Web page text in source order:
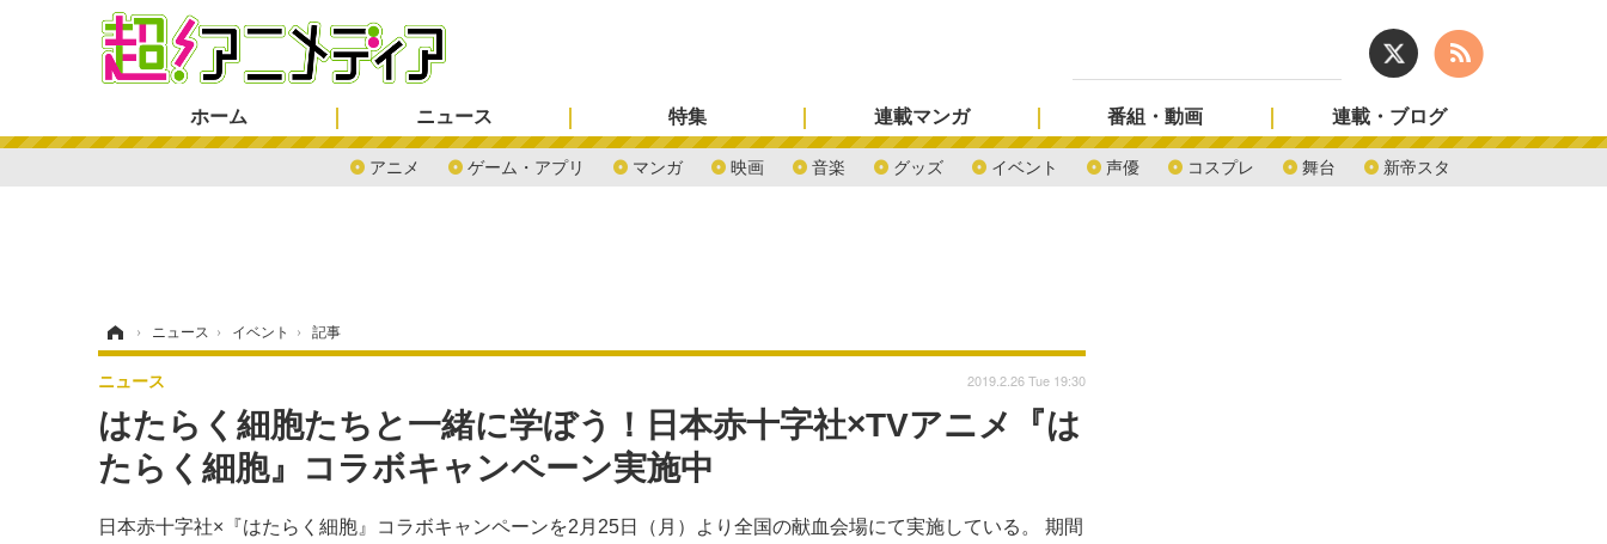
ホーム ニュース
アニメ ゲーム・アプリ マンガ 映画 音楽 グッズ イベント 声優 コスプレ 舞台 新帝スタ
特集 連載マンガ 番組・動画 連載・ブログ
› ニュース › イベント › 記事
はたらく細胞たちと一緒に学ぼう！日本赤十字社×TVアニメ『は
たらく細胞』コラボキャンペーン実施中
日本赤十字社×『はたらく細胞』コラボキャンペーンを2月25日（月）より全国の献血会場にて実施している。 期間
ニュース 2019.2.26 Tue 19:30